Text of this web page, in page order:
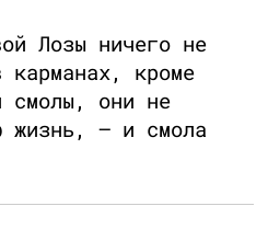
Лозы ничего не
карманах, кроме
смолы, они не
жизнь, — и смола